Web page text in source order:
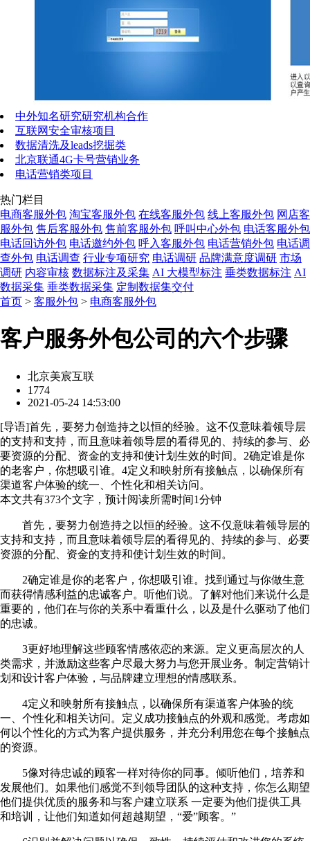
中外知名研究研究机构合作
互联网安全审核项目
数据清洗及leads挖掘类
北京联通4G卡号营销业务
电话营销类项目
热门栏目
电商客服外包 淘宝客服外包 在线客服外包 线上客服外包 网店客
服外包 售后客服外包 售前客服外包 呼叫中心外包 电话客服外包
电话回访外包 电话邀约外包 呼入客服外包 电话营销外包 电话调
查外包 电话调查 行业专项研究 电话调研 品牌满意度调研 市场
调研 内容审核 数据标注及采集 AI 大模型标注 垂类数据标注 AI
数据采集 垂类数据采集 定制数据集交付
首页 > 客服外包 > 电商客服外包
客户服务外包公司的六个步骤
北京美宸互联
1774
2021-05-24 14:53:00
[导语]首先，要努力创造持之以恒的经验。这不仅意味着领导层
的支持和支持，而且意味着领导层的看得见的、持续的参与、必
要资源的分配、资金的支持和使计划生效的时间。2确定谁是你
的老客户，你想吸引谁。4定义和映射所有接触点，以确保所有
渠道客户体验的统一、个性化和相关访问。
本文共有373个文字，预计阅读所需时间1分钟
首先，要努力创造持之以恒的经验。这不仅意味着领导层的
支持和支持，而且意味着领导层的看得见的、持续的参与、必要
资源的分配、资金的支持和使计划生效的时间。
2确定谁是你的老客户，你想吸引谁。找到通过与你做生意
而获得情感利益的忠诚客户。听他们说。了解对他们来说什么是
重要的，他们在与你的关系中看重什么，以及是什么驱动了他们
的忠诚。
3更好地理解这些顾客情感依恋的来源。定义更高层次的人
类需求，并激励这些客户尽最大努力与您开展业务。制定营销计
划和设计客户体验，与品牌建立理想的情感联系。
4定义和映射所有接触点，以确保所有渠道客户体验的统
一、个性化和相关访问。定义成功接触点的外观和感觉。考虑如
何以个性化的方式为客户提供服务，并充分利用您在每个接触点
的资源。
5像对待忠诚的顾客一样对待你的同事。倾听他们，培养和
发展他们。如果他们感觉不到领导团队的这种支持，你怎么期望
他们提供优质的服务和与客户建立联系 一定要为他们提供工具
和培训，让他们知道如何超越期望，“爱”顾客。”